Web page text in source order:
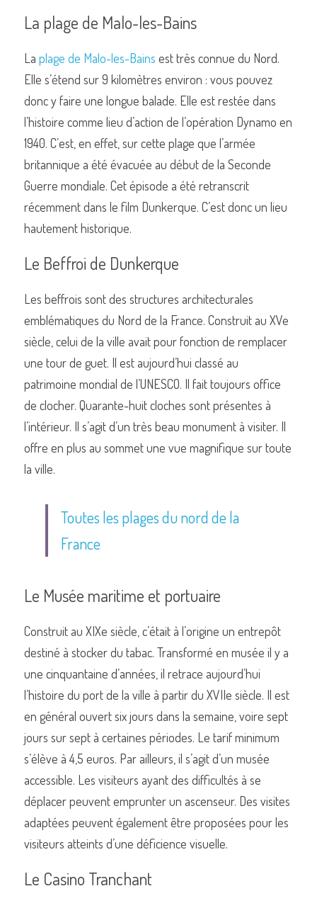
La plage de Malo-les-Bains
La plage de Malo-les-Bains est très connue du Nord.
Elle s’étend sur 9 kilomètres environ : vous pouvez
donc y faire une longue balade. Elle est restée dans
l’histoire comme lieu d’action de l’opération Dynamo en
1940. C’est, en effet, sur cette plage que l’armée
britannique a été évacuée au début de la Seconde
Guerre mondiale. Cet épisode a été retranscrit
récemment dans le film Dunkerque. C’est donc un lieu
hautement historique.
Le Beffroi de Dunkerque
Les beffrois sont des structures architecturales
emblématiques du Nord de la France. Construit au XVe
siècle, celui de la ville avait pour fonction de remplacer
une tour de guet. Il est aujourd’hui classé au
patrimoine mondial de l’UNESCO. Il fait toujours office
de clocher. Quarante-huit cloches sont présentes à
l’intérieur. Il s’agit d’un très beau monument à visiter. Il
offre en plus au sommet une vue magnifique sur toute
la ville.
Toutes les plages du nord de la
France
Le Musée maritime et portuaire
Construit au XIXe siècle, c’était à l’origine un entrepôt
destiné à stocker du tabac. Transformé en musée il y a
une cinquantaine d’années, il retrace aujourd’hui
l’histoire du port de la ville à partir du XVIIe siècle. Il est
en général ouvert six jours dans la semaine, voire sept
jours sur sept à certaines périodes. Le tarif minimum
s’élève à 4,5 euros. Par ailleurs, il s’agit d’un musée
accessible. Les visiteurs ayant des difficultés à se
déplacer peuvent emprunter un ascenseur. Des visites
adaptées peuvent également être proposées pour les
visiteurs atteints d’une déficience visuelle.
Le Casino Tranchant